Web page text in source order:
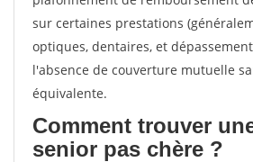
sur certaines prestations
optiques, dentaires, et
l'absence de couverture mutuelle
équivalente.
Comment trouver
senior pas chère ?